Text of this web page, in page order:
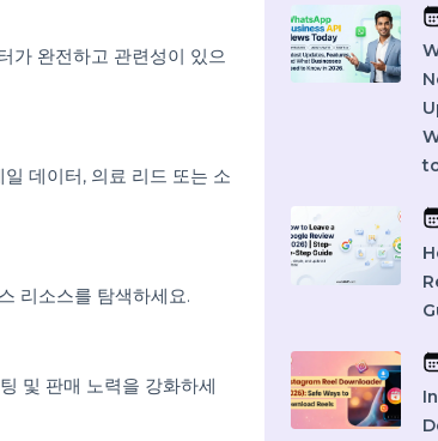
사례를 확인하여 신뢰성을 평가
데이터가 완전하고 관련성이 있으
이메일 데이터, 의료 리드 또는 소